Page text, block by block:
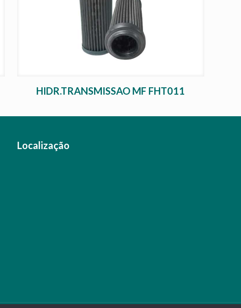
HIDR.TRANSMISSAO MF FHT011
Localização